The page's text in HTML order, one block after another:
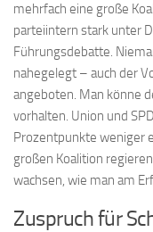
mehrfach eine große
parteiintern stark unter
Führungsdebatte.
nahegelegt – auch der
angeboten. Man könne
vorhalten. Union und
Prozentpunkte weniger
großen Koalition
wachsen, wie man am
Zuspruch für